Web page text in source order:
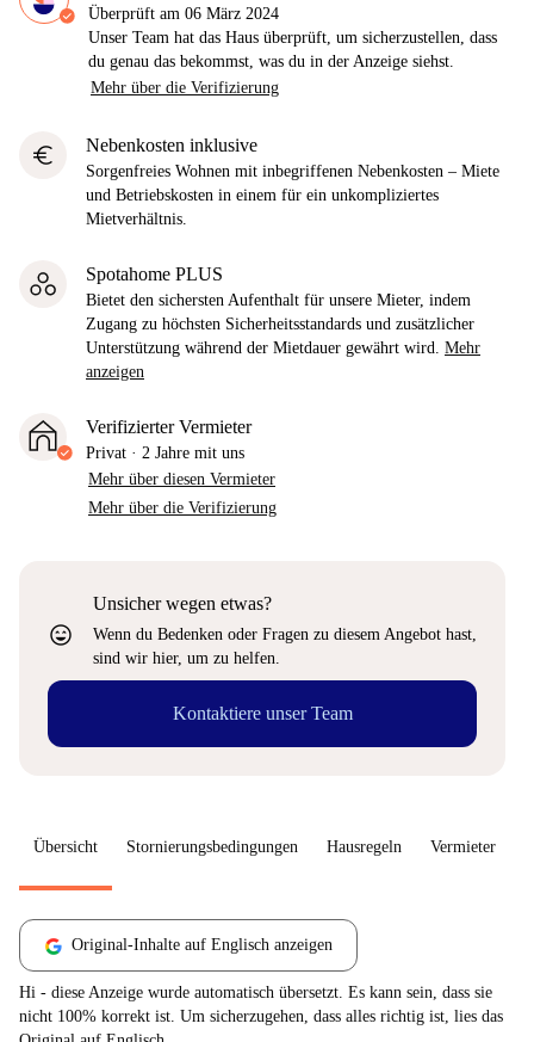
Überprüft am 06 März 2024
Unser Team hat das Haus überprüft, um sicherzustellen, dass
du genau das bekommst, was du in der Anzeige siehst.
Mehr über die Verifizierung
euro Nebenkosten inklusive
Sorgenfreies Wohnen mit inbegriffenen Nebenkosten – Miete
und Betriebskosten in einem für ein unkompliziertes
Mietverhältnis.
Spotahome PLUS
Bietet den sichersten Aufenthalt für unsere Mieter, indem
Zugang zu höchsten Sicherheitsstandards und zusätzlicher
Unterstützung während der Mietdauer gewährt wird. Mehr
anzeigen
Verifizierter Vermieter
Privat · 2 Jahre mit uns
Mehr über diesen Vermieter
Mehr über die Verifizierung
sentiment_very_satisfied
Unsicher wegen etwas?
Wenn du Bedenken oder Fragen zu diesem Angebot hast,
sind wir hier, um zu helfen.
Kontaktiere unser Team
Übersicht Stornierungsbedingungen Hausregeln Vermieter
Original-Inhalte auf Englisch anzeigen
Hi - diese Anzeige wurde automatisch übersetzt. Es kann sein, dass sie
nicht 100% korrekt ist. Um sicherzugehen, dass alles richtig ist, lies das